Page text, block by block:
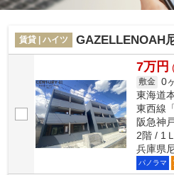
賃貸 | ハイツ GAZELLENOAH
7万円
敷金 0
東海道
東西線「
阪急神
2階 / 1
兵庫県
パノラマ